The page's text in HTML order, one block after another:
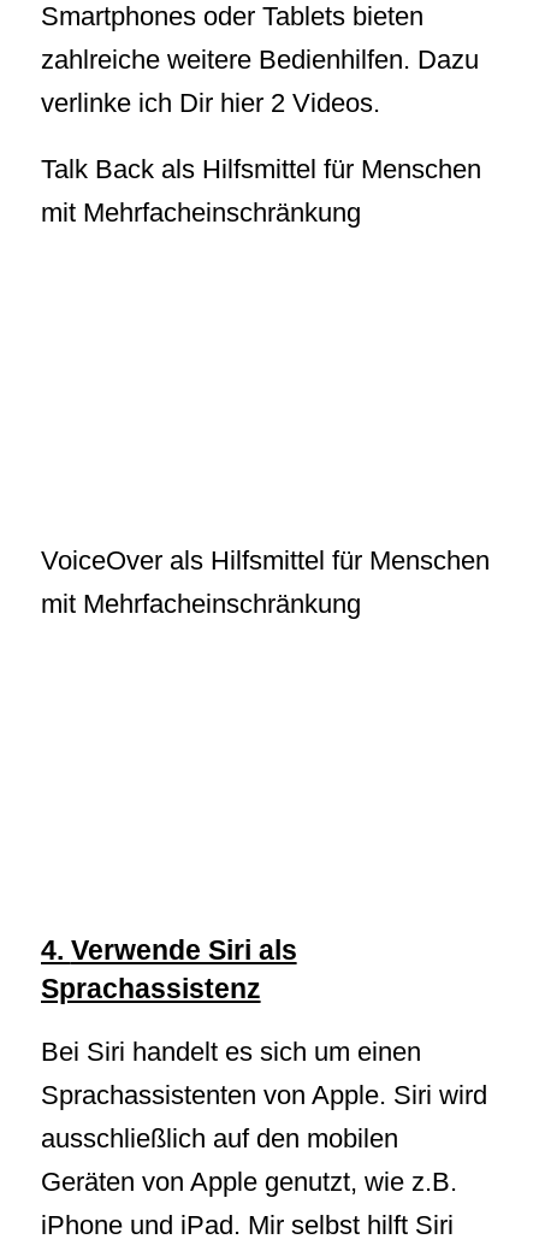
Smartphones oder Tablets bieten
zahlreiche weitere Bedienhilfen. Dazu
verlinke ich Dir hier 2 Videos.
Talk Back als Hilfsmittel für Menschen
mit Mehrfacheinschränkung
VoiceOver als Hilfsmittel für Menschen
mit Mehrfacheinschränkung
4. Verwende Siri als
Sprachassistenz
Bei Siri handelt es sich um einen
Sprachassistenten von Apple. Siri wird
ausschließlich auf den mobilen
Geräten von Apple genutzt, wie z.B.
iPhone und iPad. Mir selbst hilft Siri